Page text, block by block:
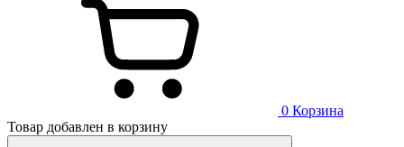
0 Корзина
Товар добавлен в корзину